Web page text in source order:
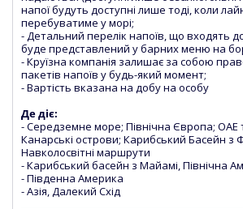
напої будуть доступні лише тоді, коли
перебуватиме у морі;
- Детальний перелік напоїв, що входять
буде представлений у барних меню на
- Круїзна компанія залишає за собою
пакетів напоїв у будь-який момент;
- Вартість вказана на добу на особу
Де діє:
- Середземне море; Північна Європа; ОАЕ
Канарські острови; Карибський Басейн
Навколосвітні маршрути
- Карибський басейн з Майамі, Північна
- Південна Америка
- Азія, Далекий Схід